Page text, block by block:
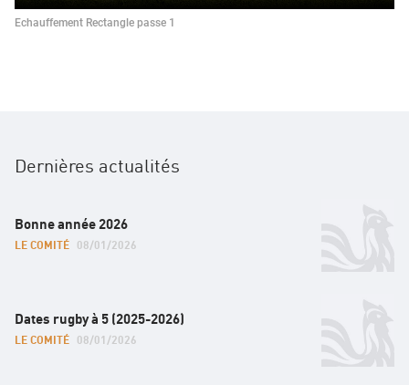
Echauffement Rectangle passe 1
Dernières actualités
Bonne année 2026
LE COMITÉ 08/01/2026
Dates rugby à 5 (2025-2026)
LE COMITÉ 08/01/2026